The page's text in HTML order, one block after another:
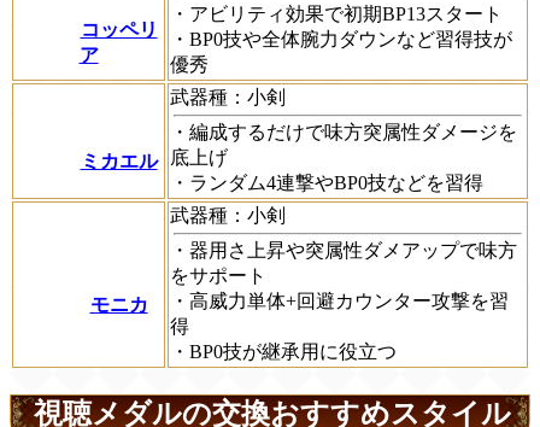
コッペリ
ア
・アビリティ効果で初期BP13スタート
・BP0技や全体腕力ダウンなど習得技が
優秀
ミカエル
武器種：小剣
・編成するだけで味方突属性ダメージを
底上げ
・ランダム4連撃やBP0技などを習得
モニカ
武器種：小剣
・器用さ上昇や突属性ダメアップで味方
をサポート
・高威力単体+回避カウンター攻撃を習
得
・BP0技が継承用に役立つ
視聴メダルの交換おすすめスタイル